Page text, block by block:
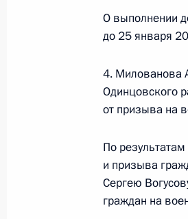
Громовым в
в Москве 22
Исполнен
области
26 декабря 2014
О выполнении
до 25 января
4. Милованова
Одинцовского
от призыва на
По
и призыва
Сергею
граждан на